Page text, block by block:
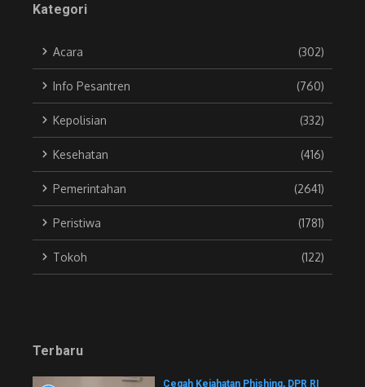
Kategori
Acara (302)
Info Pesantren (760)
Kepolisian (332)
Kesehatan (416)
Pemerintahan (2641)
Peristiwa (1781)
Tokoh (122)
Terbaru
Cegah Kejahatan Phishing, DPR RI